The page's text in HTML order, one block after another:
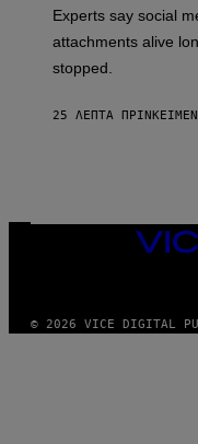
Experts say social
attachments alive
stopped.
25 ΛΕΠΤΆ ΠΡΙΝ
VICE
MEDIA
© 2026 VICE DIGITAL